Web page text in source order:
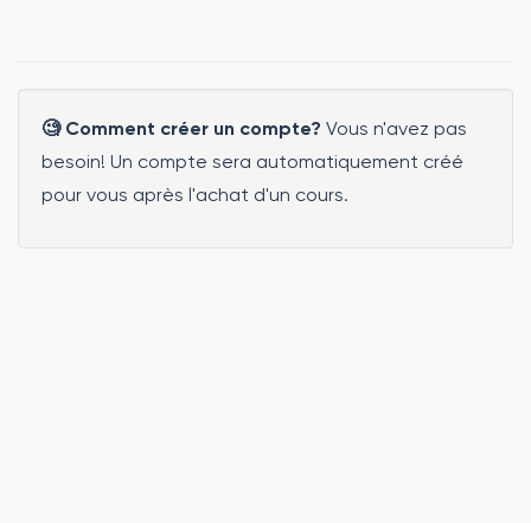
🧐 Comment créer un compte? Vous n'avez pas
besoin! Un compte sera automatiquement créé
pour vous après l'achat d'un cours.